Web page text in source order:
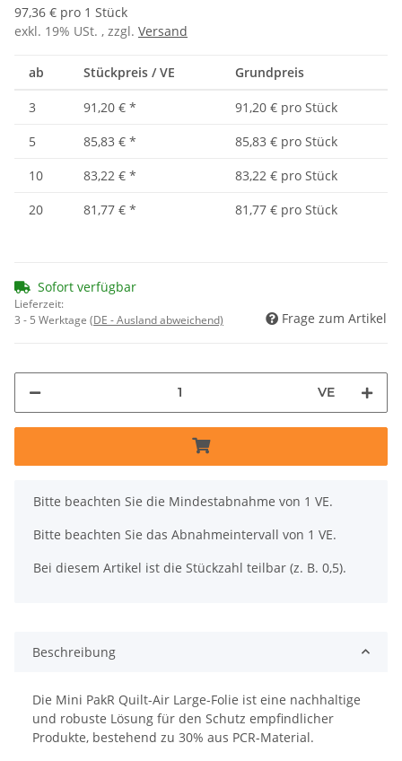
97,36 € pro 1 Stück
exkl. 19% USt. , zzgl. Versand
ab Stückpreis / VE Grundpreis
3 91,20 € *
91,20 € pro Stück
5
85,83 € *
85,83 € pro Stück
10
83,22 € *
83,22 € pro Stück
20
81,77 € * 81,77 € pro Stück
Sofort verfügbar
Lieferzeit:
3 - 5 Werktage (DE - Ausland abweichend) Frage zum Artikel
VE
x
Bitte beachten Sie die Mindestabnahme von 1 VE.
Bitte beachten Sie das Abnahmeintervall von 1 VE.
Bei diesem Artikel ist die Stückzahl teilbar (z. B. 0,5).
Beschreibung
Die Mini PakR Quilt-Air Large-Folie ist eine nachhaltige
und robuste Lösung für den Schutz empfindlicher
Produkte, bestehend zu 30% aus PCR-Material.